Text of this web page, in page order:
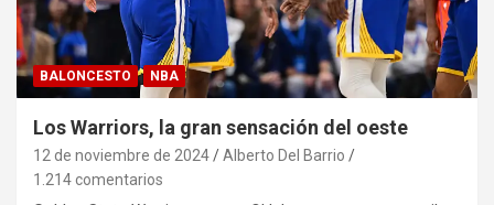
BALONCESTO NBA
Los Warriors, la gran sensación del oeste
12 de noviembre de 2024
Alberto Del Barrio
1.214 comentarios